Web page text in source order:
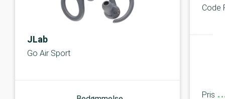
JLab
Go Air Sport
Code
Pris